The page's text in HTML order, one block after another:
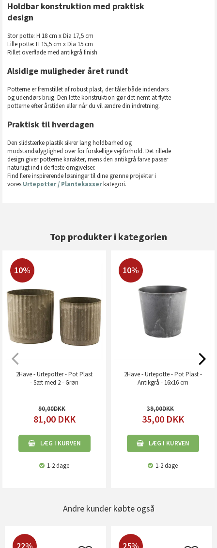
Holdbar konstruktion med praktisk
design
Stor potte: H 18 cm x Dia 17,5 cm
Lille potte: H 15,5 cm x Dia 15 cm
Rillet overflade med antikgrå finish
Alsidige muligheder året rundt
Potterne er fremstillet af robust plast, der tåler både indendørs
og udendørs brug. Den lette konstruktion gør det nemt at flytte
potterne efter årstiden eller når du vil ændre din indretning.
Praktisk til hverdagen
Den slidstærke plastik sikrer lang holdbarhed og
modstandsdygtighed over for forskellige vejrforhold. Det rillede
design giver potterne karakter, mens den antikgrå farve passer
naturligt ind i de fleste omgivelser.
Find flere inspirerende løsninger til dine grønne projekter i
vores Urtepotter / Plantekasserkategori.
Top produkter i kategorien
10%
2Have - Urtepotter - Pot Plast
- Sæt med 2 - Grøn
90,00
81,00 DKK
LÆG I KURVEN
1-2 dage
10%
2Have - Urtepotte - Pot Plast -
Antikgrå - 16x16 cm
39,00
35,00 DKK
LÆG I KURVEN
1-2 dage
Andre kunder købte også